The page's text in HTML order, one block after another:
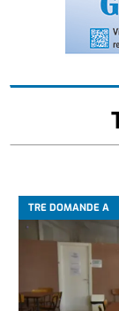
TRE DOMANDE A